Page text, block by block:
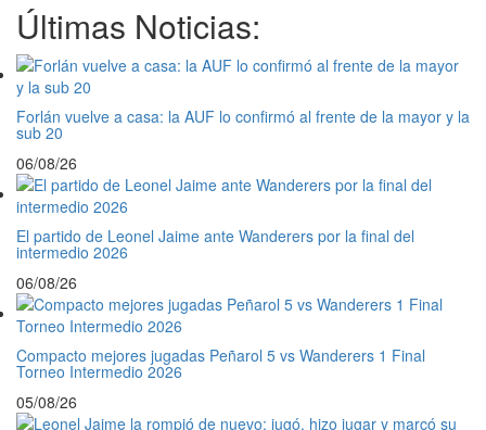
Últimas Noticias:
Forlán vuelve a casa: la AUF lo confirmó al frente de la mayor y la
sub 20
06/08/26
El partido de Leonel Jaime ante Wanderers por la final del
intermedio 2026
06/08/26
Compacto mejores jugadas Peñarol 5 vs Wanderers 1 Final
Torneo Intermedio 2026
05/08/26